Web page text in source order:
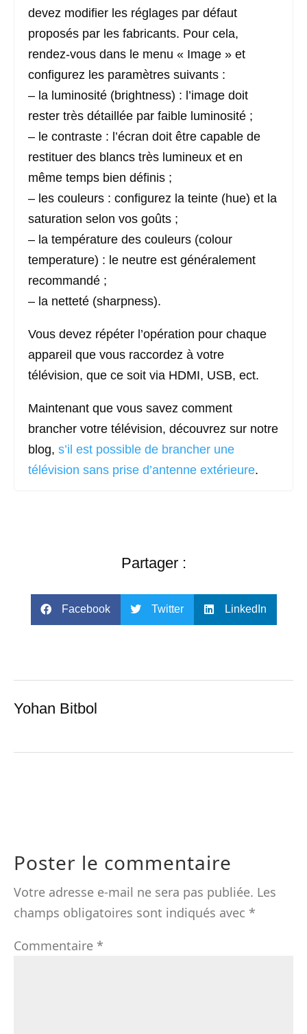
devez modifier les réglages par défaut
proposés par les fabricants. Pour cela,
rendez-vous dans le menu « Image » et
configurez les paramètres suivants :
– la luminosité (brightness) : l’image doit
rester très détaillée par faible luminosité ;
– le contraste : l’écran doit être capable de
restituer des blancs très lumineux et en
même temps bien définis ;
– les couleurs : configurez la teinte (hue) et la
saturation selon vos goûts ;
– la température des couleurs (colour
temperature) : le neutre est généralement
recommandé ;
– la netteté (sharpness).
Vous devez répéter l’opération pour chaque
appareil que vous raccordez à votre
télévision, que ce soit via HDMI, USB, ect.
Maintenant que vous savez comment
brancher votre télévision, découvrez sur notre
blog, s’il est possible de brancher une
télévision sans prise d’antenne extérieure.
Partager :
Facebook Twitter LinkedIn
Yohan Bitbol
Poster le commentaire
Votre adresse e-mail ne sera pas publiée. Les
champs obligatoires sont indiqués avec *
Commentaire *